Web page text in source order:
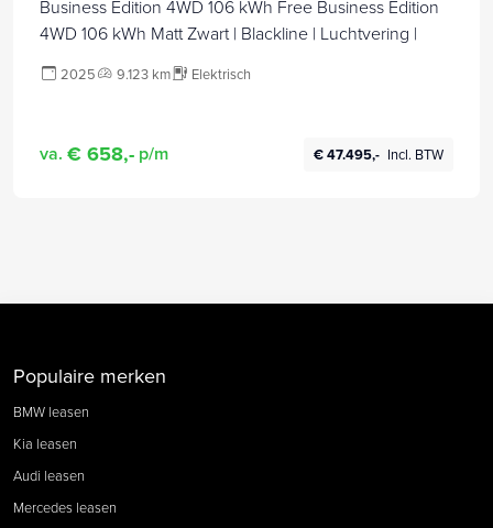
Business Edition 4WD 106 kWh Free Business Edition
4WD 106 kWh Matt Zwart | Blackline | Luchtvering |
2025 9.123 km Elektrisch
va. € 658,- p/m € 47.495,- Incl. BTW
Populaire merken
BMW leasen
Kia leasen
Audi leasen
Mercedes leasen